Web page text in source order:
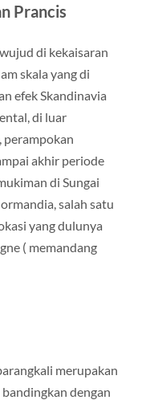
Prancis
di kekaisaran
skala yang di
efek Skandinavia
di luar
perampokan
akhir periode
di Sungai
salah satu
yang dulunya
( memandang
merupakan
dengan